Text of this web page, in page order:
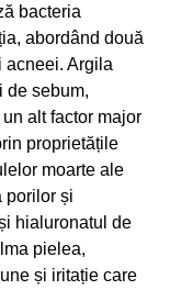
bacteria
abordând două
acneei. Argila
de sebum,
alt factor major
proprietățile
moarte ale
porilor și
hialuronatul de
pielea,
și iritație care